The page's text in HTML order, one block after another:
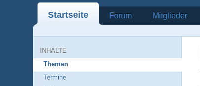
Startseite Forum Mitglieder
INHALTE
Themen
Termine